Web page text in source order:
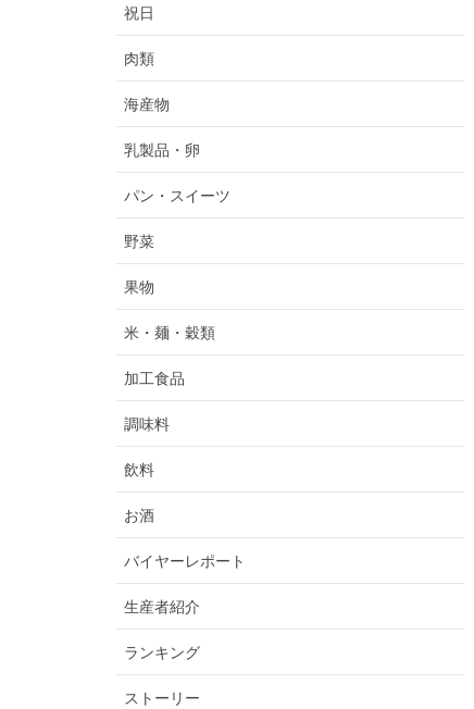
祝日
肉類
海産物
乳製品・卵
パン・スイーツ
野菜
果物
米・麺・穀類
加工食品
調味料
飲料
お酒
バイヤーレポート
生産者紹介
ランキング
ストーリー